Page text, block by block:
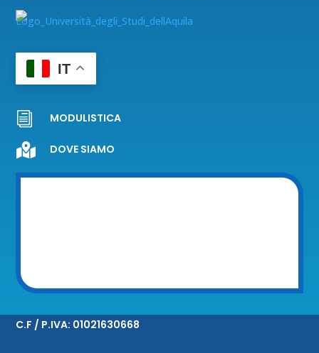
IT
i MODULISTICA
 DOVE SIAMO
C.F / P.IVA: 01021630668